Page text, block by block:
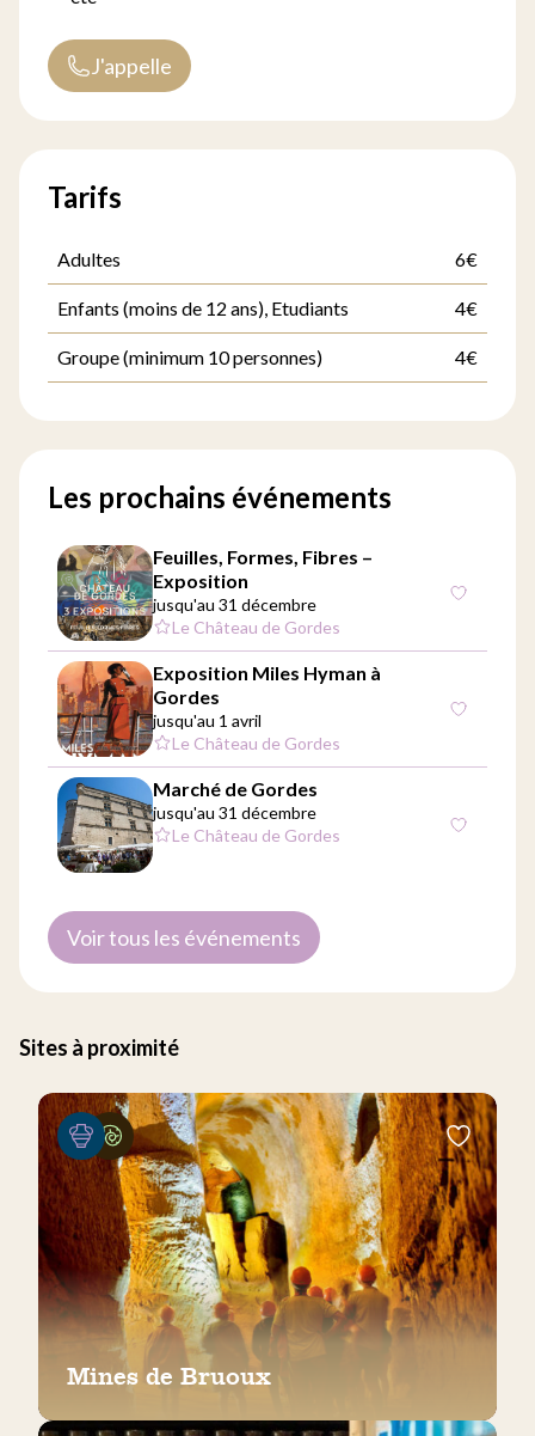
J'appelle
Tarifs
Adultes 6€
Enfants (moins de 12 ans), Etudiants 4€
Groupe (minimum 10 personnes) 4€
Les prochains événements
Feuilles, Formes, Fibres –
Exposition
jusqu'au 31 décembre
Le Château de Gordes
Exposition Miles Hyman à
Gordes
jusqu'au 1 avril
Le Château de Gordes
Marché de Gordes
jusqu'au 31 décembre
Le Château de Gordes
Voir tous les événements
Sites à proximité
Mines de Bruoux